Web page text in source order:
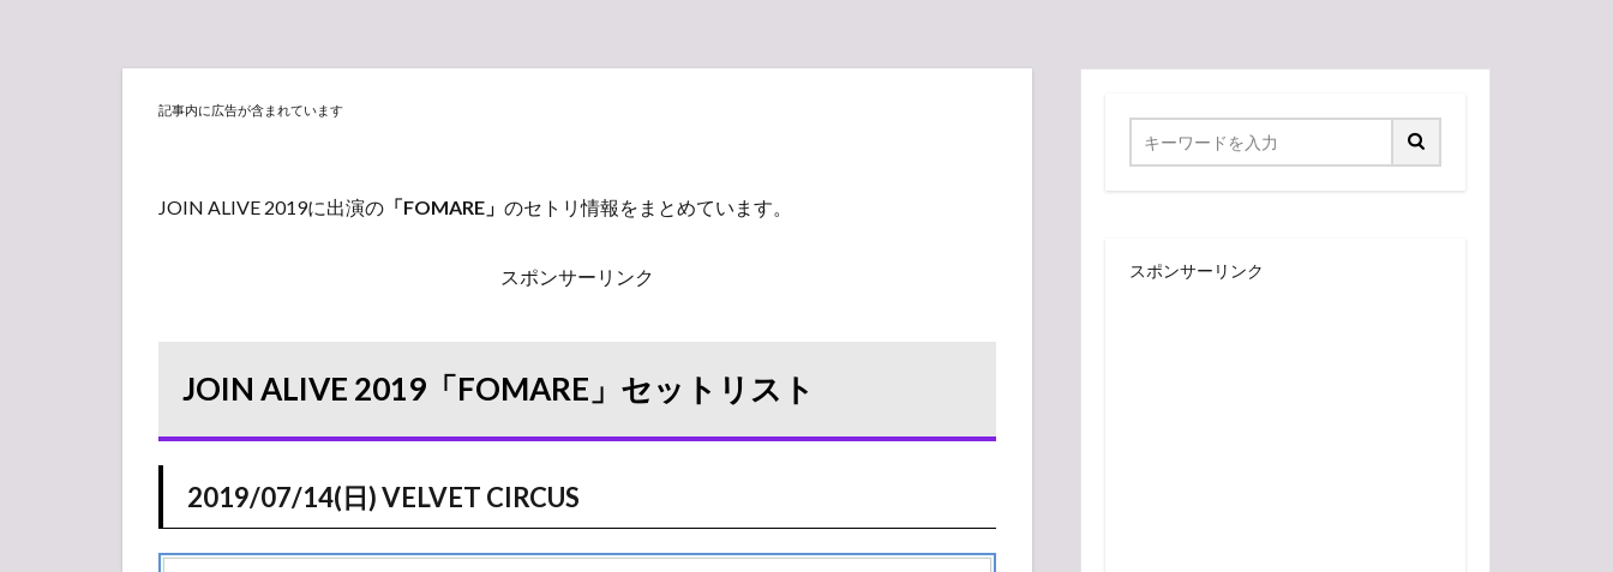
記事内に広告が含まれています
JOIN ALIVE 2019に出演の 「FOMARE」 のセトリ情報をまとめています。
スポンサーリンク
JOIN ALIVE 2019「FOMARE」セットリスト
2019/07/14(日) VELVET CIRCUS
スポンサーリンク